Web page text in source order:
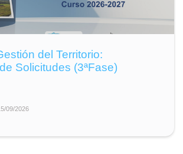
del Territorio:
Solicitudes (3ªFase)
09/2026